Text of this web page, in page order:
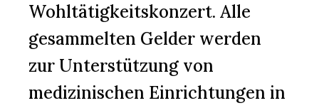
Wohltätigkeitskonzert. Alle
gesammelten Gelder werden
zur Unterstützung von
medizinischen Einrichtungen in